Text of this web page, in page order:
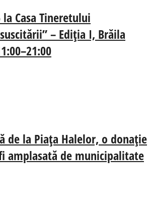
Casa Tineretului
– Ediția I, Brăila
de la Piața Halelor, o donație
amplasată de municipalitate